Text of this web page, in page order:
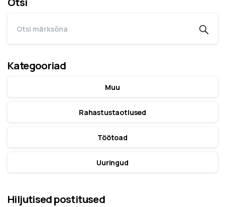
Kategooriad
Muu
Rahastustaotlused
Töötoad
Uuringud
Hiljutised postitused